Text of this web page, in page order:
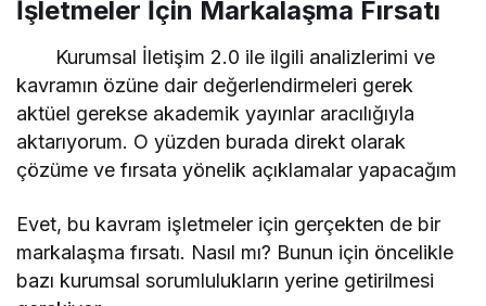
İşletmeler İçin Markalaşma Fırsatı
Kurumsal İletişim 2.0 ile ilgili analizlerimi ve
kavramın özüne dair değerlendirmeleri gerek
aktüel gerekse akademik yayınlar aracılığıyla
aktarıyorum. O yüzden burada direkt olarak
çözüme ve fırsata yönelik açıklamalar yapacağım
Evet, bu kavram işletmeler için gerçekten de bir
markalaşma fırsatı. Nasıl mı? Bunun için öncelikle
bazı kurumsal sorumlulukların yerine getirilmesi